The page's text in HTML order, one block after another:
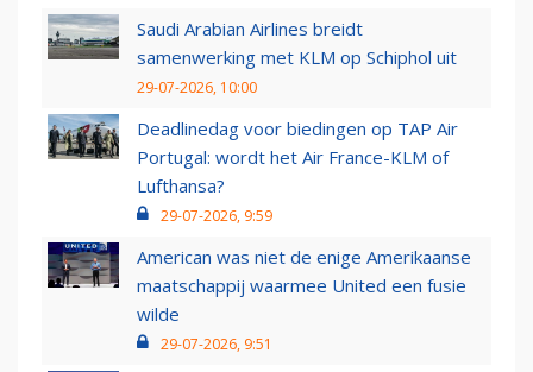
Saudi Arabian Airlines breidt
samenwerking met KLM op Schiphol uit
29-07-2026, 10:00
Deadlinedag voor biedingen op TAP Air
Portugal: wordt het Air France-KLM of
Lufthansa?
29-07-2026, 9:59
American was niet de enige Amerikaanse
maatschappij waarmee United een fusie
wilde
29-07-2026, 9:51